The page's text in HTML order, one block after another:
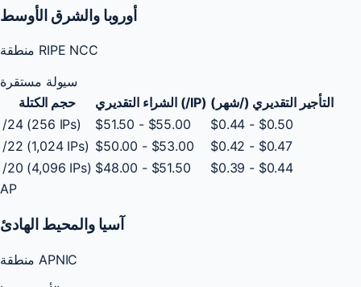
أوروبا والشرق الأوسط
منطقة RIPE NCC
سيولة مستقرة
حجم الكتلة
الشراء التقديري (/IP) التأجير التقديري (/شهر)
/24 (256 IPs)
$51.50 - $55.00
$0.44 - $0.50
/22 (1,024 IPs) $50.00 - $53.00
$0.42 - $0.47
/20 (4,096 IPs) $48.00 - $51.50
$0.39 - $0.44
AP
آسيا والمحيط الهادئ
منطقة APNIC